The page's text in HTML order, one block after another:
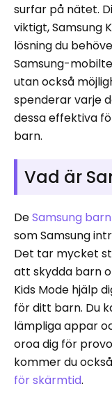
surfar på nätet.
viktigt, Samsung
lösning du
Samsung-
utan också
spenderar varje
dessa effektiva
barn.
Vad är
DeSamsung barn
som Samsung
Det tar mycket
att skydda barn
Kids Mode hjälp
för ditt barn. Du
lämpliga appar
oroa dig för
kommer du
för skärmtid.